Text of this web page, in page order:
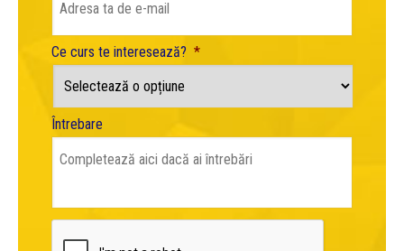
Ce curs te interesează? *
Întrebare